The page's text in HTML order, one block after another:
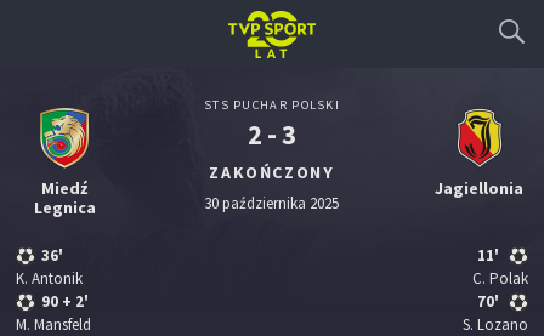
Miedź
Legnica
36'
K. Antonik
90 + 2'
M. Mansfeld
STS PUCHAR POLSKI
2 - 3
ZAKOŃCZONY
30 października 2025
Jagiellonia
11'
C. Polak
70'
S. Lozano